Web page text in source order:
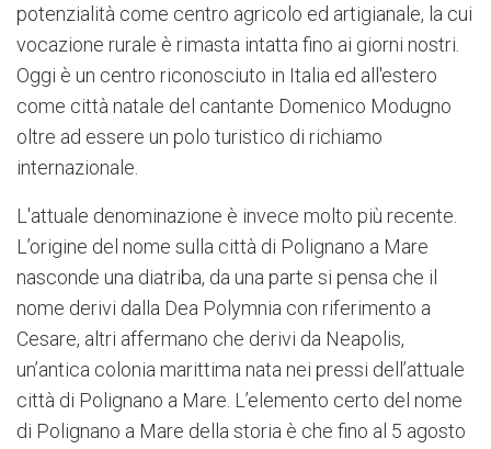
potenzialità come centro agricolo ed artigianale, la cui
vocazione rurale è rimasta intatta fino ai giorni nostri.
Oggi è un centro riconosciuto in Italia ed all'estero
come città natale del cantante Domenico Modugno
oltre ad essere un polo turistico di richiamo
internazionale.
L'attuale denominazione è invece molto più recente.
L’origine del nome sulla città di Polignano a Mare
nasconde una diatriba, da una parte si pensa che il
nome derivi dalla Dea Polymnia con riferimento a
Cesare, altri affermano che derivi da Neapolis,
un’antica colonia marittima nata nei pressi dell’attuale
città di Polignano a Mare. L’elemento certo del nome
di Polignano a Mare della storia è che fino al 5 agosto